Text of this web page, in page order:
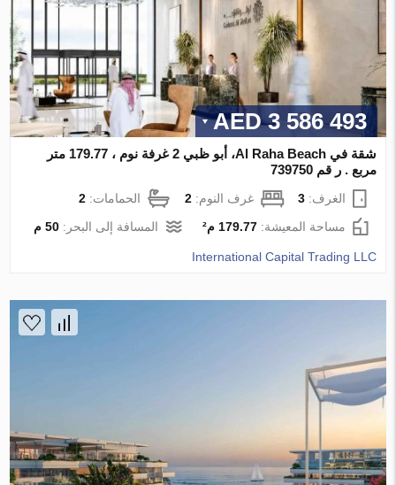
3 586 493 AED
شقة في Al Raha Beach، أبو ظبي 2 غرفة نوم ، 179.77 متر
مربع . ر قم 739750
الغرف:3 غرف النوم:2 الحمامات:2
مساحة المعيشة:179.77 م² المسافة إلى البحر:50 م
International Capital Trading LLC